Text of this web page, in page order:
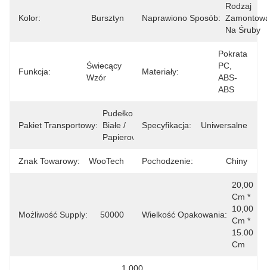
Kolor: Bursztyn Naprawiono Sposób:
Rodzaj
Na Śruby
Funkcja:
Świecący
Wzór
Materiały:
Pokrata
PC,
ABS-
ABS
Pakiet Transportowy:
Pudełko
Białe /
Papierowe
Specyfikacja: Uniwersalne
Znak Towarowy: WooTech Pochodzenie: Chiny
Możliwość Supply: 50000 Wielkość Opakowania:
20,00
Cm *
10,00
Cm *
15.00
Cm